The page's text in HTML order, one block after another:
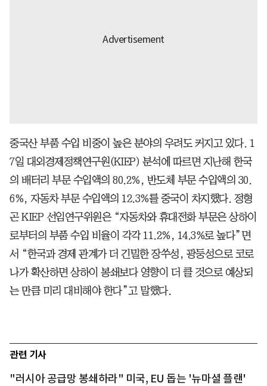
중국산 부품 수입 비중이 높은 분야의 우려도 커지고 있다. 1
7일 대외경제정책연구원(KIEP) 분석에 따르면 지난해 한국
의 배터리 부문 수입액의 80.2%, 반도체 부문 수입액의 30.
6%, 자동차 부문 수입액의 12.3%를 중국이 차지했다. 정형
곤 KIEP 선임연구위원은 “자동차와 휴대전화 부문은 상하이
로부터의 부품 수입 비율이 각각 11.2%, 14.3%로 높다”면
서 “한국과 경제 관계가 더 긴밀한 장쑤성, 광둥성으로 코로
나가 확산하면 상하이 봉쇄보다 영향이 더 클 것으로 예상되
는 만큼 미리 대비해야 한다”고 말했다.
관련 기사
"러시아 공급망 봉쇄하라" 미국, EU 돕는 '뉴마셜 플랜'